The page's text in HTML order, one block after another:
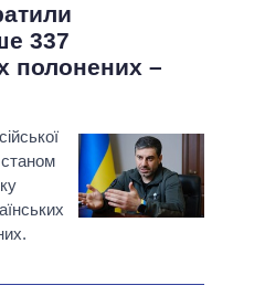
337
полонених –
станом